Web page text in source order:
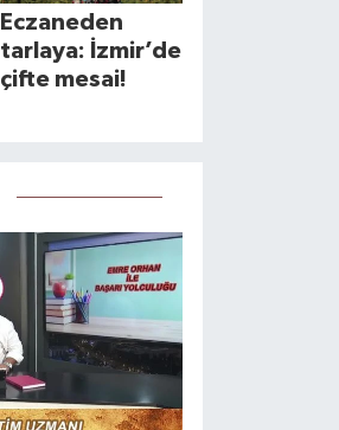
Eczaneden
tarlaya: İzmir’de
çifte mesai!